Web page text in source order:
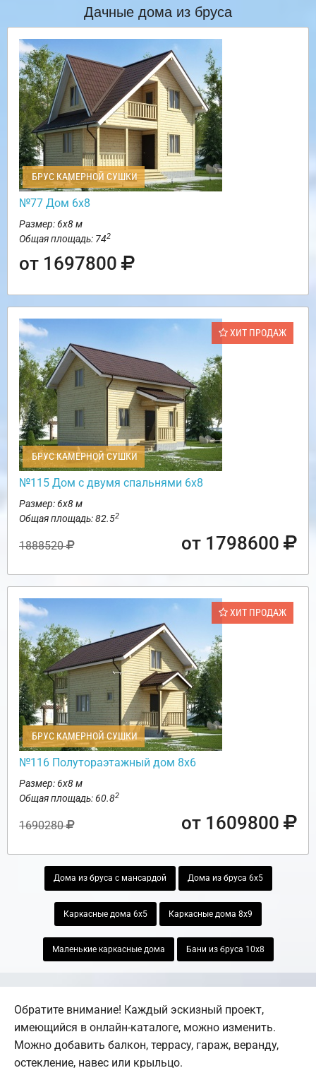
Дачные дома из бруса
БРУС КАМЕРНОЙ СУШКИ
№77 Дом 6х8
Размер: 6х8 м
Общая площадь: 742
от 1697800
ХИТ ПРОДАЖ
БРУС КАМЕРНОЙ СУШКИ
№115 Дом с двумя спальнями 6х8
Размер: 6х8 м
Общая площадь: 82.52
1888520 от 1798600
ХИТ ПРОДАЖ
БРУС КАМЕРНОЙ СУШКИ
№116 Полутораэтажный дом 8х6
Размер: 6х8 м
Общая площадь: 60.82
1690280 от 1609800
Дома из бруса с мансардой Дома из бруса 6х5
Каркасные дома 6х5 Каркасные дома 8х9
Маленькие каркасные дома Бани из бруса 10х8
Обратите внимание! Каждый эскизный проект,
имеющийся в онлайн-каталоге, можно изменить.
Можно добавить балкон, террасу, гараж, веранду,
остекление, навес или крыльцо.